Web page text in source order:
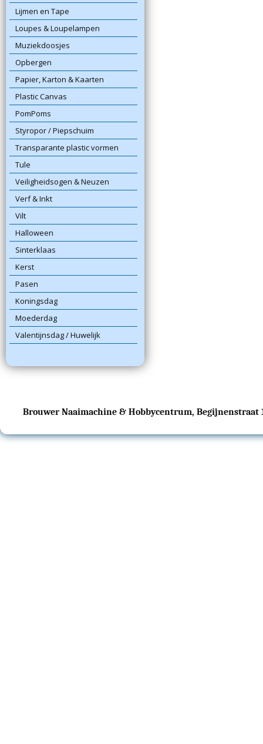
Lijmen en Tape
Loupes & Loupelampen
Muziekdoosjes
Opbergen
Papier, Karton & Kaarten
Plastic Canvas
PomPoms
Styropor / Piepschuim
Transparante plastic vormen
Tule
Veiligheidsogen & Neuzen
Verf & Inkt
Vilt
Halloween
Sinterklaas
Kerst
Pasen
Koningsdag
Moederdag
Valentijnsdag / Huwelijk
Brouwer Naaimachine & Hobbycentrum, Begijnenstraat